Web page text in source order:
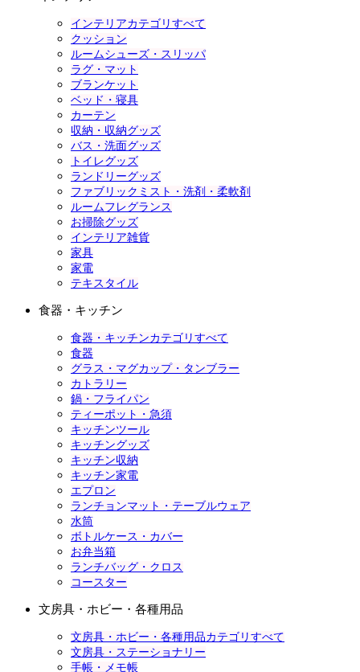
インテリアカテゴリすべて
クッション
ルームシューズ・スリッパ
ラグ・マット
ブランケット
ベッド・寝具
カーテン
収納・収納グッズ
バス・洗面グッズ
トイレグッズ
ランドリーグッズ
ファブリックミスト・洗剤・柔軟剤
ルームフレグランス
お掃除グッズ
インテリア雑貨
家具
家電
テキスタイル
食器・キッチン
食器・キッチンカテゴリすべて
食器
グラス・マグカップ・タンブラー
カトラリー
鍋・フライパン
ティーポット・急須
キッチンツール
キッチングッズ
キッチン収納
キッチン家電
エプロン
ランチョンマット・テーブルウェア
水筒
ボトルケース・カバー
お弁当箱
ランチバッグ・クロス
コースター
文房具・ホビー・各種用品
文房具・ホビー・各種用品カテゴリすべて
文房具・ステーショナリー
手帳・メモ帳